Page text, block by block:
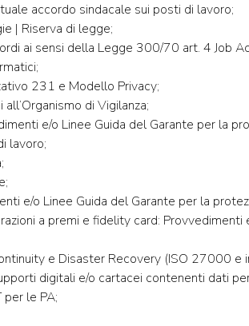
accordo sindacale sui posti di lavoro;
| Riserva di legge;
ai sensi della Legge 300/70 art. 4 Job
231 e Modello Privacy;
di Vigilanza;
e/o Linee Guida del Garante per la
lavoro;
e/o Linee Guida del Garante per la
a premi e fidelity card: Provvedimenti
e Disaster Recovery (ISO 27000
digitali e/o cartacei contenenti dati
per le PA;